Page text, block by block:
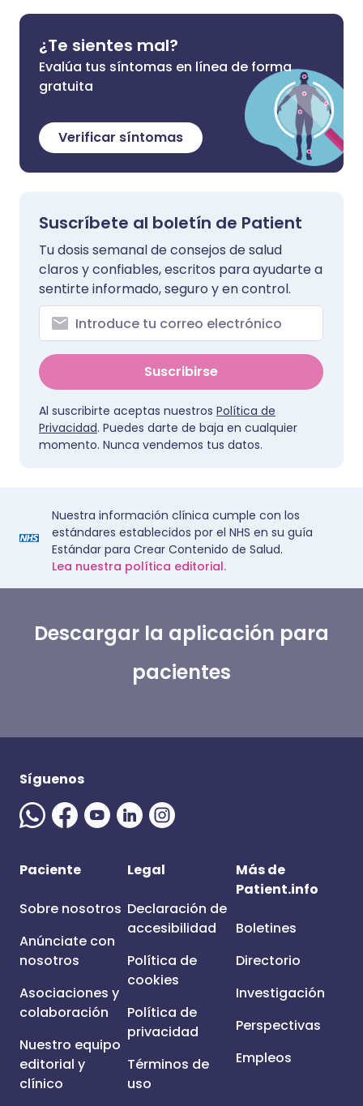
¿Te sientes mal?
Evalúa tus síntomas en línea de forma
gratuita
Verificar síntomas
Suscríbete al boletín de Patient
Tu dosis semanal de consejos de salud
claros y confiables, escritos para ayudarte a
sentirte informado, seguro y en control.
Suscribirse
Al suscribirte aceptas nuestros Política de
Privacidad. Puedes darte de baja en cualquier
momento. Nunca vendemos tus datos.
Nuestra información clínica cumple con los
estándares establecidos por el NHS en su guía
Estándar para Crear Contenido de Salud.
Lea nuestra política editorial.
Descargar la aplicación para
pacientes
Síguenos
Paciente
Sobre nosotros
Anúnciate con
nosotros
Asociaciones y
colaboración
Nuestro equipo
editorial y
clínico
Legal
Declaración de
accesibilidad
Política de
cookies
Política de
privacidad
Términos de
uso
Más de
Patient.info
Boletines
Directorio
Investigación
Perspectivas
Empleos